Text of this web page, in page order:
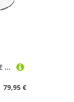
Damen SNEAKER ATHLEISURE 5825 Athleisure Frühjahr 2024
79,95 €